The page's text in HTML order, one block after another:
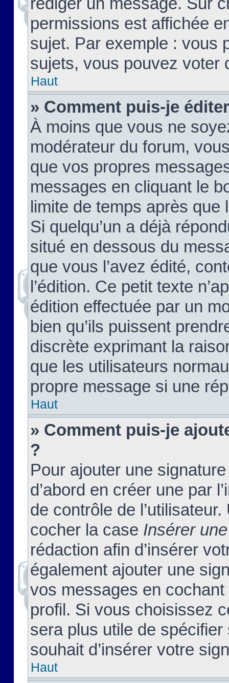
permissions est affichée
sujet. Par exemple : vous
sujets, vous pouvez voter
Haut
» Comment puis-je
À moins que vous ne
modérateur du forum,
que vos propres
messages en cliquant le
limite de temps après que
Si quelqu’un a déjà
situé en dessous du
que vous l’avez édité,
l’édition. Ce petit texte
édition effectuée par un
bien qu’ils puissent
discrète exprimant la
que les utilisateurs
propre message si une
Haut
» Comment puis-je
?
Pour ajouter une
d’abord en créer une par
de contrôle de
cocher la case Insérer
rédaction afin d’insérer
également ajouter une
vos messages en
profil. Si vous choisissez
sera plus utile de
souhait d’insérer votre
Haut